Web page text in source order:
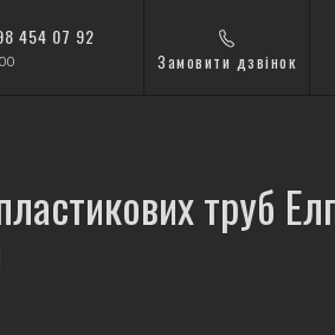
454 07 92
Замовити дзвінок
труб